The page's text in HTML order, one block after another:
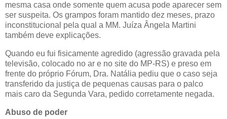
mesma casa onde somente quem acusa pode aparecer sem
ser suspeita. Os grampos foram mantido dez meses, prazo
inconstitucional pela qual a MM. Juíza Ângela Martini
também deve explicações.
Quando eu fui fisicamente agredido (agressão gravada pela
televisão, colocado no ar e no site do MP-RS) e preso em
frente do próprio Fórum, Dra. Natália pediu que o caso seja
transferido da justiça de pequenas causas para o palco
mais caro da Segunda Vara, pedido corretamente negada.
Abuso de poder